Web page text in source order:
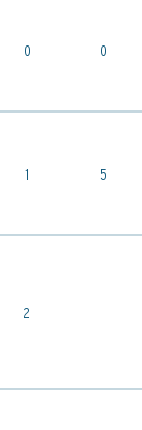
0 0
1 5
2